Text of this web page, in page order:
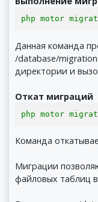
php motor
Данная команда
/database/
директории и
Откат миграций
php motor
Команда
Миграции
файловых таблиц